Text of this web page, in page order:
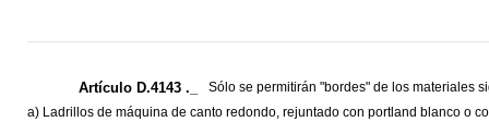
Artículo D.4143 ._
Sólo se permitirán "bordes" de los materiales
a) Ladrillos de máquina de canto redondo, rejuntado con portland blanco o